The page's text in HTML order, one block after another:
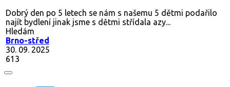
Dobrý den po 5 letech se nám s našemu 5 dětmi podařilo
najít bydlení jinak jsme s dětmi střídala azy...
Hledám
Brno-střed
30. 09. 2025
613